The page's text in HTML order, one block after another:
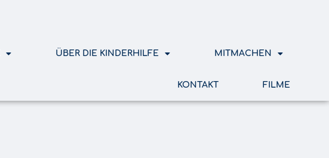
ÜBER DIE KINDERHILFE MITMACHEN
KONTAKT FILME